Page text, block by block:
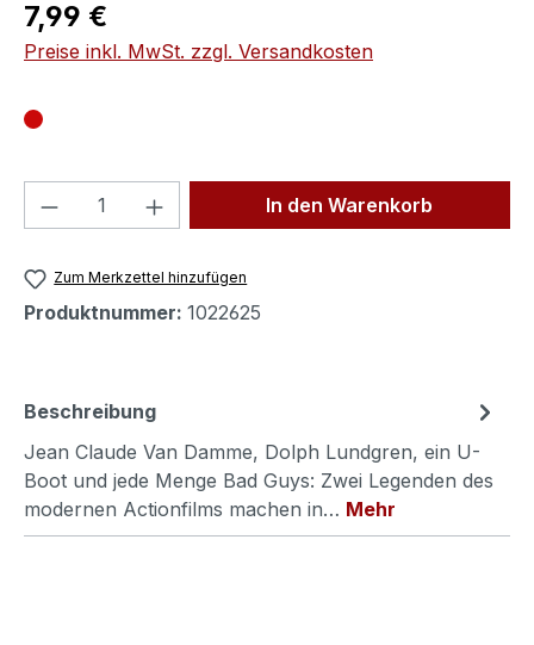
Regulärer Preis:
7,99 €
Preise inkl. MwSt. zzgl. Versandkosten
Produkt Anzahl: Gib denIn den Warenkorb
Zum Merkzettel hinzufügen
Produktnummer: 1022625
Beschreibung
Jean Claude Van Damme, Dolph Lundgren, ein U-
Boot und jede Menge Bad Guys: Zwei Legenden des
modernen Actionfilms machen in… Mehr